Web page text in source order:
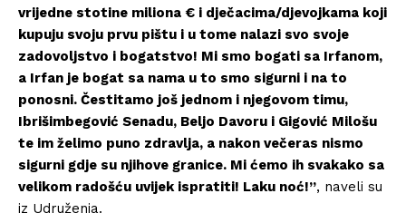
vrijedne stotine miliona € i dječacima/djevojkama koji
kupuju svoju prvu pištu i u tome nalazi svo svoje
zadovoljstvo i bogatstvo! Mi smo bogati sa Irfanom,
a Irfan je bogat sa nama u to smo sigurni i na to
ponosni. Čestitamo još jednom i njegovom timu,
Ibrišimbegović Senadu, Beljo Davoru i Gigović Milošu
te im želimo puno zdravlja, a nakon večeras nismo
sigurni gdje su njihove granice. Mi ćemo ih svakako sa
velikom radošću uvijek ispratiti! Laku noć!”, naveli su
iz Udruženja.